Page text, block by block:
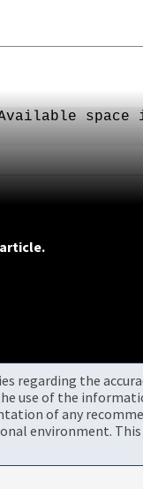
regarding the
use of the
of any
environment.